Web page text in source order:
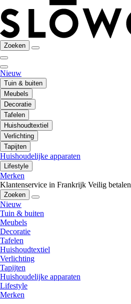
Zoeken
Nieuw
Tuin & buiten
Meubels
Decoratie
Tafelen
Huishoudtextiel
Verlichting
Tapijten
Huishoudelijke apparaten
Lifestyle
Merken
Klantenservice in Frankrijk Veilig betalen
Zoeken
Nieuw
Tuin & buiten
Meubels
Decoratie
Tafelen
Huishoudtextiel
Verlichting
Tapijten
Huishoudelijke apparaten
Lifestyle
Merken